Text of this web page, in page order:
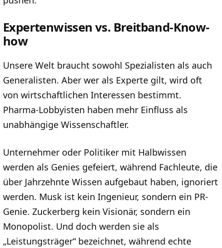
Expertenwissen vs. Breitband-Know-
how
Unsere Welt braucht sowohl Spezialisten als auch
Generalisten. Aber wer als Experte gilt, wird oft
von wirtschaftlichen Interessen bestimmt.
Pharma-Lobbyisten haben mehr Einfluss als
unabhängige Wissenschaftler.
Unternehmer oder Politiker mit Halbwissen
werden als Genies gefeiert, während Fachleute, die
über Jahrzehnte Wissen aufgebaut haben, ignoriert
werden. Musk ist kein Ingenieur, sondern ein PR-
Genie. Zuckerberg kein Visionär, sondern ein
Monopolist. Und doch werden sie als
„Leistungsträger“ bezeichnet, während echte